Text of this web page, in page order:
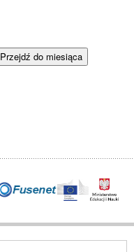
Przejdź do miesiąca